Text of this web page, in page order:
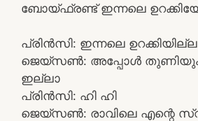
ബോയ്ഫ്രണ്ട് ഇന്നലെ
പ്രിൻസി: ഇന്നലെ ഉറക്കിയില്ല
ജെയ്സൺ: അപ്പോൾ
ഇല്ലാ
പ്രിൻസി: ഹി ഹി
ജെയ്സൺ: രാവിലെ എന്റെ